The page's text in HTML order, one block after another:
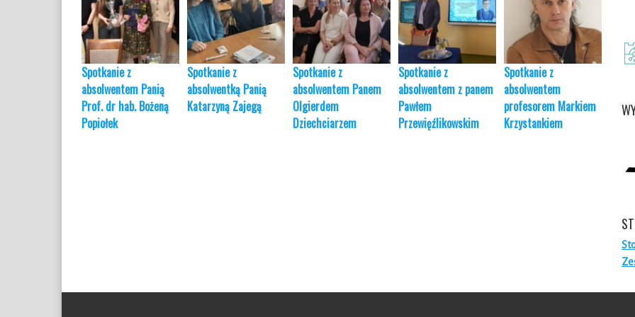
Spotkanie z
absolwentem Panią
Prof. dr hab. Bożeną
Popiołek
Spotkanie z
absolwentką Panią
Katarzyną Zajegą
Spotkanie z
absolwentem Panem
Olgierdem
Dziechciarzem
Spotkanie z
absolwentem z panem
Pawłem
Przewięźlikowskim
Spotkanie z
absolwentem
profesorem Markiem
Krzystankiem